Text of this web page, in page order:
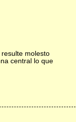
molesto
central lo que